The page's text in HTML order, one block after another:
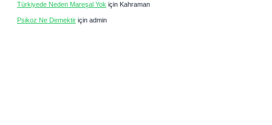
Türkiyede Neden Mareşal Yok için Kahraman
Psikoz Ne Demektir için admin